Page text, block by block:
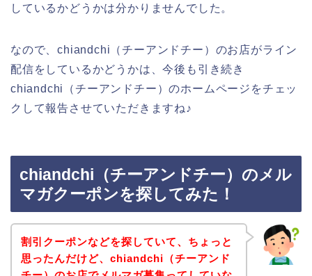
しているかどうかは分かりませんでした。
なので、chiandchi（チーアンドチー）のお店がライン
配信をしているかどうかは、今後も引き続き
chiandchi（チーアンドチー）のホームページをチェッ
クして報告させていただきますね♪
chiandchi（チーアンドチー）のメル
マガクーポンを探してみた！
割引クーポンなどを探していて、ちょっと
思ったんだけど、chiandchi（チーアンド